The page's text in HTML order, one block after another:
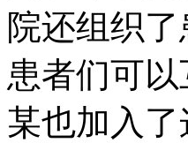
院还组织
患者们可
某也加入